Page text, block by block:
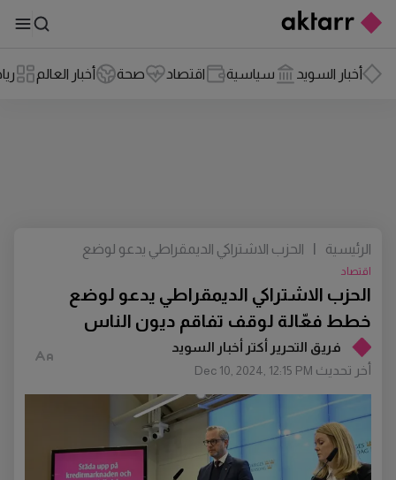
أخبار السويد سياسية اقتصاد صحة أخبار العالم
فريق التحرير أكتر أخبار السويد
أخر تحديث Dec 10, 2024, 12:15 PM
الحزب الاشتراكي الديمقراطي يدعو لوضع
خطط فعّالة لوقف تفاقم ديون الناس
اقتصاد
الرئيسية
الحزب الاشتراكي الديمقراطي يدعو لوضع